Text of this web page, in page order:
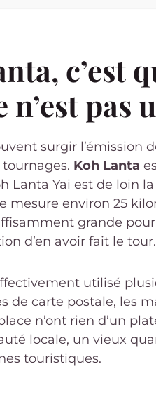
c’est
n’est pas
surgir l’émission
Koh Lanta
Lanta Yai est de loin
mesure environ 25
grande
d’en avoir fait le tour.
utilisé
de carte postale, les
n’ont rien d’un
locale, un vieux
touristiques.